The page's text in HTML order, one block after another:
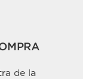
de la